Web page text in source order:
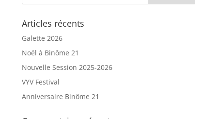
Articles récents
Galette 2026
Noël à Binôme 21
Nouvelle Session 2025-2026
VYV Festival
Anniversaire Binôme 21